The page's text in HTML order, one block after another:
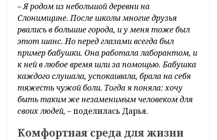
– Я родом из небольшой деревни на
Слонимщине. После школы многие друзья
рвались в большие города, и у меня тоже был
этот шанс. Но перед глазами всегда был
пример бабушки. Она работала лаборантом, и
к ней в любое время шли за помощью. Бабушка
каждого слушала, успокаивала, брала на себя
тяжесть чужой боли. Тогда я поняла: хочу
быть таким же незаменимым человеком для
своих людей, – поделилась Дарья.
Комфортная среда для жизни